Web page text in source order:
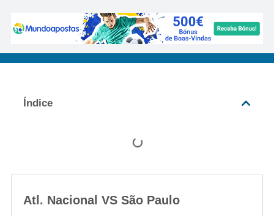
Índice
Atl. Nacional VS São Paulo